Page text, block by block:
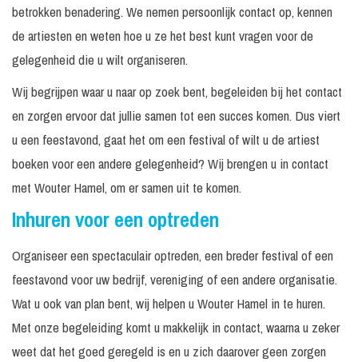
betrokken benadering. We nemen persoonlijk contact op, kennen
de artiesten en weten hoe u ze het best kunt vragen voor de
gelegenheid die u wilt organiseren.
Wij begrijpen waar u naar op zoek bent, begeleiden bij het contact
en zorgen ervoor dat jullie samen tot een succes komen. Dus viert
u een feestavond, gaat het om een festival of wilt u de artiest
boeken voor een andere gelegenheid? Wij brengen u in contact
met Wouter Hamel, om er samen uit te komen.
Inhuren voor een optreden
Organiseer een spectaculair optreden, een breder festival of een
feestavond voor uw bedrijf, vereniging of een andere organisatie.
Wat u ook van plan bent, wij helpen u Wouter Hamel in te huren.
Met onze begeleiding komt u makkelijk in contact, waarna u zeker
weet dat het goed geregeld is en u zich daarover geen zorgen